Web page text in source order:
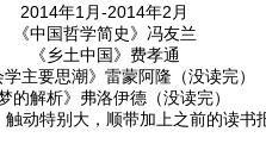
2014年1月-2014年2月
《中国哲学简史》冯友兰
《乡土中国》费孝通
学主要思潮》雷蒙阿隆（没读完）
梦的解析》弗洛伊德（没读完）
动特别大，顺带加上之前的读书